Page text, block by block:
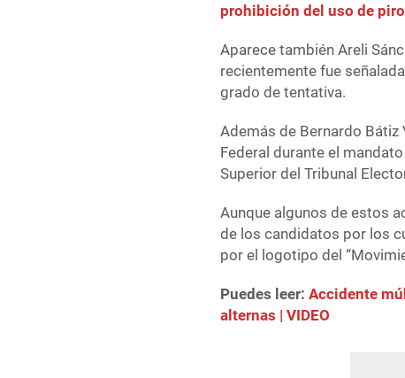
prohibición del uso de
Aparece también Areli
recientemente fue
grado de tentativa.
Además de Bernardo
Federal durante el
Superior del Tribunal
Aunque algunos de estos
de los candidatos por los
por el logotipo del
Puedes leer:Accidente
alternas | VIDEO